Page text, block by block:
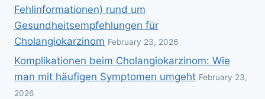
Fehlinformationen) rund um
Gesundheitsempfehlungen für
Cholangiokarzinom February 23, 2026
Komplikationen beim Cholangiokarzinom: Wie
man mit häufigen Symptomen umgeht February 23,
2026